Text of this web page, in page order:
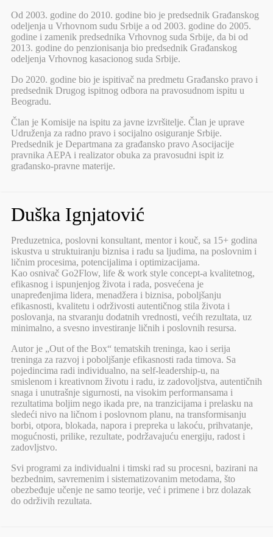
Od 2003. godine do 2010. godine bio je predsednik Građanskog
odeljenja u Vrhovnom sudu Srbije a od 2003. godine do 2005.
godine i zamenik predsednika Vrhovnog suda Srbije, da bi od
2013. godine do penzionisanja bio predsednik Građanskog
odeljenja Vrhovnog kasacionog suda Srbije.
Do 2020. godine bio je ispitivač na predmetu Građansko pravo i
predsednik Drugog ispitnog odbora na pravosudnom ispitu u
Beogradu.
Član je Komisije na ispitu za javne izvršitelje. Član je uprave
Udruženja za radno pravo i socijalno osiguranje Srbije.
Predsednik je Departmana za građansko pravo Asocijacije
pravnika AEPA i realizator obuka za pravosudni ispit iz
građansko-pravne materije.
Duška Ignjatović
Preduzetnica, poslovni konsultant, mentor i kouč, sa 15+ godina
iskustva u struktuiranju biznisa i radu sa ljudima, na poslovnim i
ličnim procesima, potencijalima i optimizacijama.
Kao osnivač Go2Flow, life & work style concept-a kvalitetnog,
efikasnog i ispunjenjog života i rada, posvećena je
unapređenjima lidera, menadžera i biznisa, poboljšanju
efikasnosti, kvalitetu i održivosti autentičnog stila života i
poslovanja, na stvaranju dodatnih vrednosti, većih rezultata, uz
minimalno, a svesno investiranje ličnih i poslovnih resursa.
Autor je „Out of the Box“ tematskih treninga, kao i serija
treninga za razvoj i poboljšanje efikasnosti rada timova. Sa
pojedincima radi individualno, na self-leadership-u, na
smislenom i kreativnom životu i radu, iz zadovoljstva, autentičnih
snaga i unutrašnje sigurnosti, na visokim performansama i
rezultatima boljim nego ikada pre, na tranzicijama i prelasku na
sledeći nivo na ličnom i poslovnom planu, na transformisanju
borbi, otpora, blokada, napora i prepreka u lakoću, prihvatanje,
mogućnosti, prilike, rezultate, podržavajuću energiju, radost i
zadovljstvo.
Svi programi za individualni i timski rad su procesni, bazirani na
bezbednim, savremenim i sistematizovanim metodama, što
obezbeđuje učenje ne samo teorije, već i primene i brz dolazak
do održivih rezultata.